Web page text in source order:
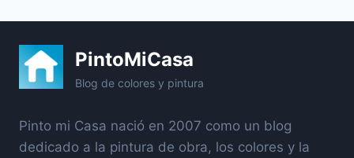
PintoMiCasa
Blog de colores y pintura
Pinto mi Casa nació en 2007 como un blog
dedicado a la pintura de obra, los colores y la